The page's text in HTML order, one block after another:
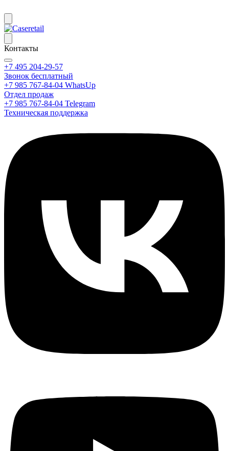
Контакты
+7 495 204-29-57
Звонок бесплатный
+7 985 767-84-04 WhatsUp
Отдел продаж
+7 985 767-84-04 Telegram
Техническая поддержка